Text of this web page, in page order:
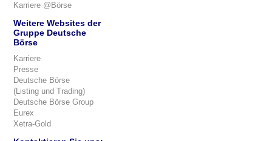
Karriere @Börse
Weitere Websites der
Gruppe Deutsche
Börse
Karriere
Presse
Deutsche Börse
(Listing und Trading)
Deutsche Börse Group
Eurex
Xetra-Gold